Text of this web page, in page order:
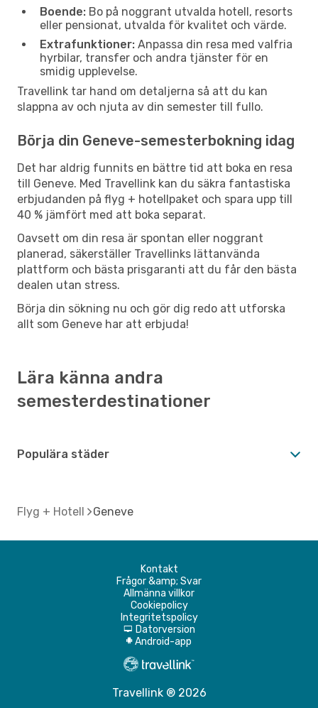
Boende: Bo på noggrant utvalda hotell, resorts
eller pensionat, utvalda för kvalitet och värde.
Extrafunktioner: Anpassa din resa med valfria
hyrbilar, transfer och andra tjänster för en
smidig upplevelse.
Travellink tar hand om detaljerna så att du kan
slappna av och njuta av din semester till fullo.
Börja din Geneve-semesterbokning idag
Det har aldrig funnits en bättre tid att boka en resa
till Geneve. Med Travellink kan du säkra fantastiska
erbjudanden på flyg + hotellpaket och spara upp till
40 % jämfört med att boka separat.
Oavsett om din resa är spontan eller noggrant
planerad, säkerställer Travellinks lättanvända
plattform och bästa prisgaranti att du får den bästa
dealen utan stress.
Börja din sökning nu och gör dig redo att utforska
allt som Geneve har att erbjuda!
Lära känna andra
semesterdestinationer
Populära städer
Flyg + Hotell Geneve
Kontakt
Frågor &amp; Svar
Allmänna villkor
Cookiepolicy
Integritetspolicy
d Datorversion
A Android-app
Travellink ® 2026